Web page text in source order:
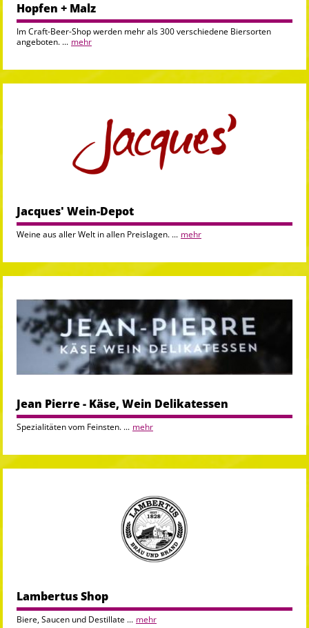
Hopfen + Malz
Im Craft-Beer-Shop werden mehr als 300 verschiedene Biersorten
angeboten. ... mehr
Jacques' Wein-Depot
Weine aus aller Welt in allen Preislagen. ... mehr
Jean Pierre - Käse, Wein Delikatessen
Spezialitäten vom Feinsten. ... mehr
Lambertus Shop
Biere, Saucen und Destillate ... mehr